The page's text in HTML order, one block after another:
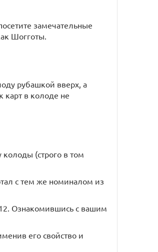
замечательные
Шогготы.
рубашкой вверх, а
карт в колоде не
колоды (строго в том
с тем же номиналом из
Ознакомившись с вашим
его свойство и